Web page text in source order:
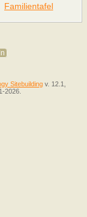
Familientafel
Sitebuilding v. 12.1,
2026.